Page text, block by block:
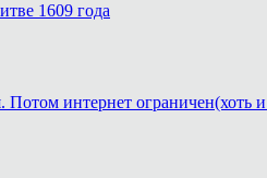
1609 года
интернет ограничен(хоть